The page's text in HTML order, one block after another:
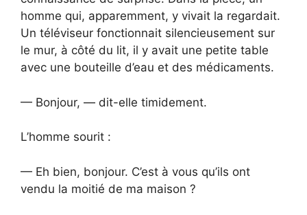
homme qui, apparemment, y vivait la regardait.
Un téléviseur fonctionnait silencieusement sur
le mur, à côté du lit, il y avait une petite table
avec une bouteille d’eau et des médicaments.
— Bonjour, — dit-elle timidement.
L’homme sourit :
— Eh bien, bonjour. C’est à vous qu’ils ont
vendu la moitié de ma maison ?